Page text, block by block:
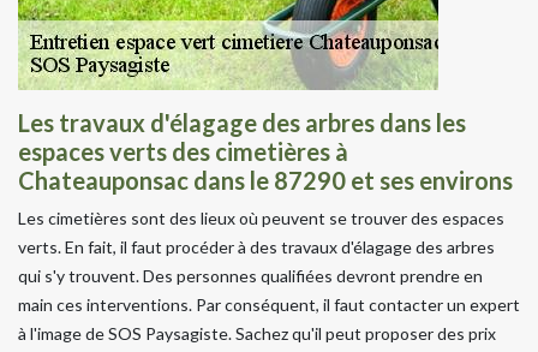
Les travaux d'élagage des arbres dans les
espaces verts des cimetières à
Chateauponsac dans le 87290 et ses environs
Les cimetières sont des lieux où peuvent se trouver des espaces
verts. En fait, il faut procéder à des travaux d'élagage des arbres
qui s'y trouvent. Des personnes qualifiées devront prendre en
main ces interventions. Par conséquent, il faut contacter un expert
à l'image de SOS Paysagiste. Sachez qu'il peut proposer des prix